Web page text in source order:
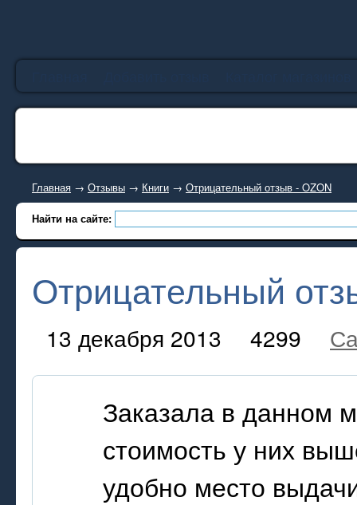
Главная → Отзывы → Книги → Отрицательный отзыв - OZON
Найти на сайте:
Отрицательный
13 декабря 2013 4299
Заказала в данном
стоимость у них
удобно место